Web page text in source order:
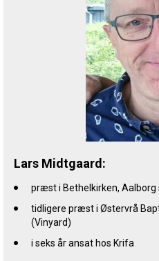
Lars Midtgaard:
præst i Bethelkirken, Aalborg
tidligere præst i Østervrå
(Vinyard)
i seks år ansat hos Krifa